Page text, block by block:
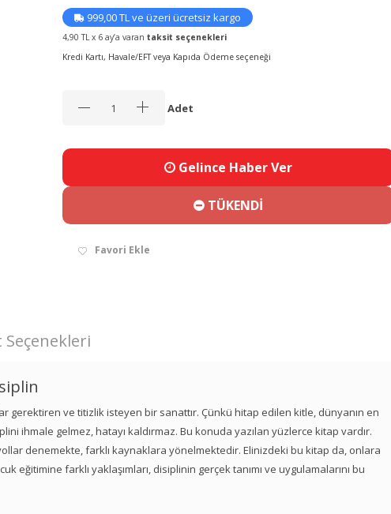
999,00 TL ve üzeri ücretsiz kargo
4,90 TL x 6 ay’a varan taksit seçenekleri
Kredi Kartı, Havale/EFT veya Kapıda Ödeme seçeneği
Adet
Gelince Haber Ver
TÜKENDİ
Favori Ekle
Seçenekleri
gerektiren ve titizlik isteyen bir sanattır. Çünkü hitap edilen kitle, dünyanın en
ihmale gelmez, hatayı kaldırmaz. Bu konuda yazılan yüzlerce kitap vardır.
denemekte, farklı kaynaklara yönelmektedir. Elinizdeki bu kitap da, onlara
eğitimine farklı yaklaşımları, disiplinin gerçek tanımı ve uygulamalarını bu